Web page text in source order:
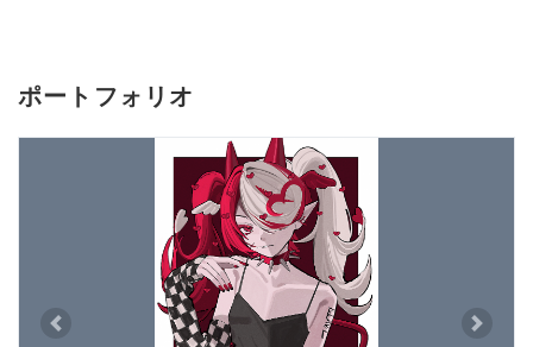
ポートフォリオ
Previous Next